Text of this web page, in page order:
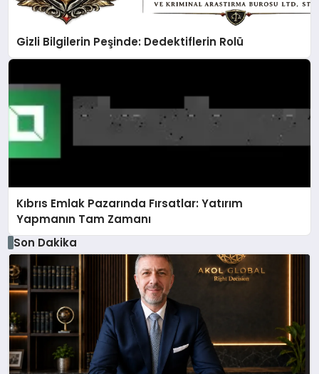
Gizli Bilgilerin Peşinde: Dedektiflerin Rolü
Kıbrıs Emlak Pazarında Fırsatlar: Yatırım
Yapmanın Tam Zamanı
Son Dakika